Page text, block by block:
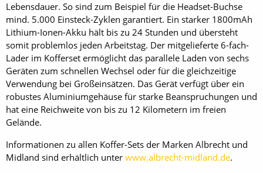
Lebensdauer. So sind zum Beispiel für die Headset-Buchse
mind. 5.000 Einsteck-Zyklen garantiert. Ein starker 1800mAh
Lithium-Ionen-Akku hält bis zu 24 Stunden und übersteht
somit problemlos jeden Arbeitstag. Der mitgelieferte 6-fach-
Lader im Kofferset ermöglicht das parallele Laden von sechs
Geräten zum schnellen Wechsel oder für die gleichzeitige
Verwendung bei Großeinsätzen. Das Gerät verfügt über ein
robustes Aluminiumgehäuse für starke Beanspruchungen und
hat eine Reichweite von bis zu 12 Kilometern im freien
Gelände.
Informationen zu allen Koffer-Sets der Marken Albrecht und
Midland sind erhältlich unter www.albrecht-midland.de.